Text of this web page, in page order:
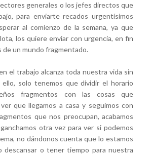
generales o los jefes directos que
para enviarte recados urgentísimos
al comienzo de la semana, ya que
los quiere enviar con urgencia, en fin
de un mundo fragmentado.
el trabajo alcanza toda nuestra vida sin
solo tenemos que dividir el horario
fragmentos con las cosas que
que llegamos a casa y seguimos con
que nos preocupan, acabamos
otra vez para ver si podemos
no dándonos cuenta que lo estamos
descansar o tener tiempo para nuestra